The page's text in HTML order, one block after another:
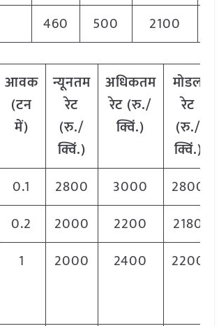
460 500 2100
आवक
(टन
में)
न्यूनतम
रेट
(रु./
क्विं.)
अधिकतम
रेट (रु./
क्विं.)
मोडल
रेट
(रु./
क्विं.)
0.1 2800 3000
2800
0.2 2000 2200
2180
1 2000 2400 2200